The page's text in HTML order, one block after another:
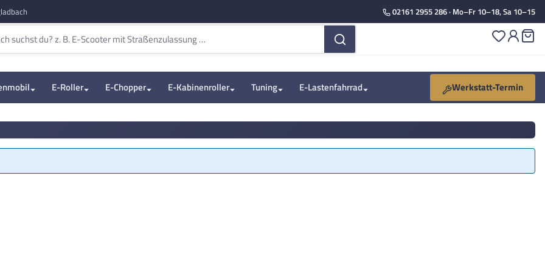
02161 2955 286· Mo–Fr 10–18, Sa 10–15
Du hast
E-Roller E-Chopper E-Kabinenroller Tuning E-Lastenfahrrad Werkstatt-Termin